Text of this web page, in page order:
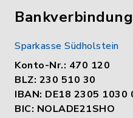
Bankverbindung
Sparkasse Südholstein
Konto-Nr.: 470 120
BLZ: 230 510 30
IBAN: DE18 2305 1030
BIC: NOLADE21SHO